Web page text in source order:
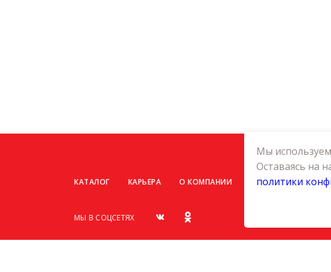
КАТАЛОГ КАРЬЕРА О КОМПАНИИ КОНТАКТЫ
МЫ В СОЦСЕТЯХ
Мы
Оставаясь на
политики